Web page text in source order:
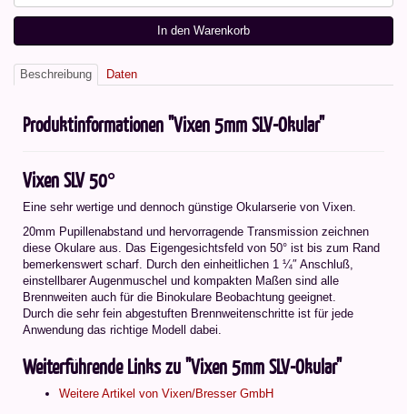
In den Warenkorb
Beschreibung Daten
Produktinformationen "Vixen 5mm SLV-Okular"
Vixen SLV 50°
Eine sehr wertige und dennoch günstige Okularserie von Vixen.
20mm Pupillenabstand und hervorragende Transmission zeichnen
diese Okulare aus. Das Eigengesichtsfeld von 50° ist bis zum Rand
bemerkenswert scharf. Durch den einheitlichen 1 ¼″ Anschluß,
einstellbarer Augenmuschel und kompakten Maßen sind alle
Brennweiten auch für die Binokulare Beobachtung geeignet.
Durch die sehr fein abgestuften Brennweitenschritte ist für jede
Anwendung das richtige Modell dabei.
Weiterführende Links zu "Vixen 5mm SLV-Okular"
Weitere Artikel von Vixen/Bresser GmbH